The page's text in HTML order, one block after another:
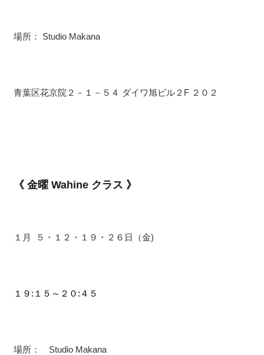
場所： Studio Makana
青葉区花京院２－１－５４ ダイワ旭ビル２F ２０２
《 金曜 Wahine クラス 》
１月 ５・１２・１９・２６日（金)
１９:１５～２０:４５
場所： Studio Makana